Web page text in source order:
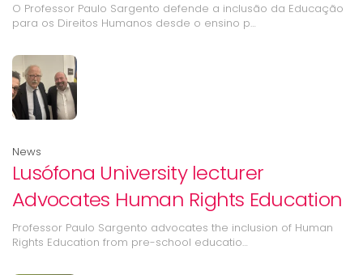
O Professor Paulo Sargento defende a inclusão da Educação
para os Direitos Humanos desde o ensino p…
News
Lusófona University lecturer
Advocates Human Rights Education
Professor Paulo Sargento advocates the inclusion of Human
Rights Education from pre-school educatio…